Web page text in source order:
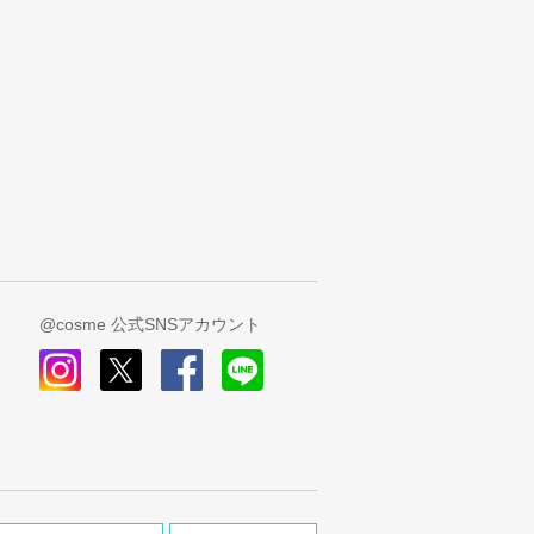
@cosme 公式SNSアカウント